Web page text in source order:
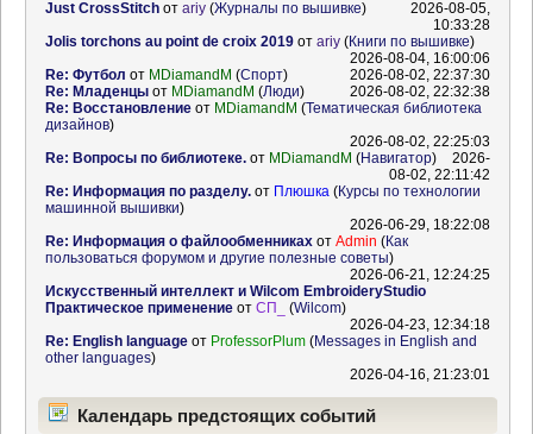
Just CrossStitchот ariy(Журналы по вышивке)
2026-08-05,
10:33:28
Jolis torchons au point de croix 2019от ariy(Книги по вышивке)
2026-08-04, 16:00:06
Re: Футбол от MDiamandM (Спорт)
2026-08-02, 22:37:30
Re: Младенцыот MDiamandM (Люди)
2026-08-02, 22:32:38
Re: Восстановлениеот MDiamandM (Тематическая библиотека
дизайнов)
2026-08-02, 22:25:03
Re: Вопросы по библиотеке.от MDiamandM (Навигатор)
2026-
08-02, 22:11:42
Re: Информация по разделу.от Плюшка (Курсы по технологии
машинной вышивки)
2026-06-29, 18:22:08
Re: Информация о файлообменникахот Admin (Как
пользоваться форумом и другие полезные советы)
2026-06-21, 12:24:25
Искусственный интеллект и Wilcom EmbroideryStudio
Практическое применениеот СП_ (Wilcom)
2026-04-23, 12:34:18
Re: English languageот ProfessorPlum(Messages in English and
other languages)
2026-04-16, 21:23:01
Календарь предстоящих событий